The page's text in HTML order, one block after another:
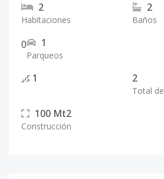
2
Habitaciones
2
Baños
0 1
Parqueos
1 2
Total
100 Mt2
Construcción